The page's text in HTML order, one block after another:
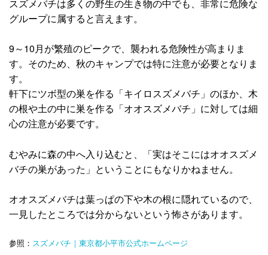
スズメバチは多くの野生の生き物の中でも、非常に危険な
グループに属すると言えます。
9～10月が繁殖のピークで、襲われる危険性が高まりま
す。そのため、秋のキャンプでは特に注意が必要となりま
す。
軒下にツボ型の巣を作る「キイロスズメバチ」のほか、木
の根や土の中に巣を作る「オオスズメバチ」に対しては細
心の注意が必要です。
むやみに森の中へ入り込むと、「実はそこにはオオスズメ
バチの巣があった」ということにもなりかねません。
オオスズメバチは葉っぱの下や木の根に隠れているので、
一見したところでは分からないという怖さがあります。
参照： スズメバチ｜東京都小平市公式ホームページ